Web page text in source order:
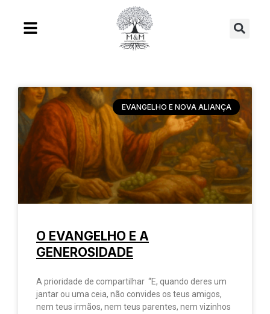
EVANGELHO E NOVA ALIANÇA
O EVANGELHO E A
GENEROSIDADE
A prioridade de compartilhar “E, quando deres um
jantar ou uma ceia, não convides os teus amigos,
nem teus irmãos, nem teus parentes, nem vizinhos